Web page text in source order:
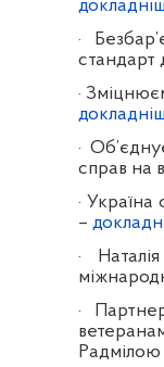
·
стандарт
·
·
справ на
· Україна
–
·
·